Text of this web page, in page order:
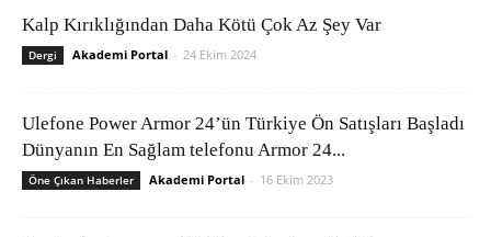
Kalp Kırıklığından Daha Kötü Çok Az Şey Var
Dergi Akademi Portal - 24 Ekim 2024
Ulefone Power Armor 24’ün Türkiye Ön Satışları Başladı
Dünyanın En Sağlam telefonu Armor 24...
Öne Çıkan Haberler Akademi Portal - 16 Ekim 2023